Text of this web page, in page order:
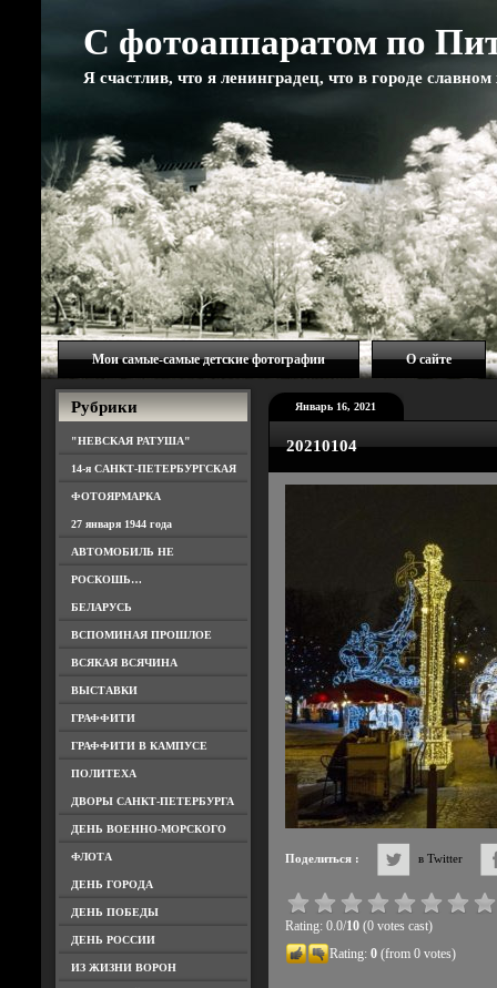
С фотоаппаратом по
Я счастлив, что я ленинградец, что в городе
Мои самые-самые детские фотографии О сайте
Рубрики
"НЕВСКАЯ РАТУША"
14-я САНКТ-ПЕТЕРБУРГСКАЯ
ФОТОЯРМАРКА
27 января 1944 года
АВТОМОБИЛЬ НЕ
РОСКОШЬ…
БЕЛАРУСЬ
ВСПОМИНАЯ ПРОШЛОЕ
ВСЯКАЯ ВСЯЧИНА
ВЫСТАВКИ
ГРАФФИТИ
ГРАФФИТИ В КАМПУСЕ
ПОЛИТЕХА
ДВОРЫ САНКТ-ПЕТЕРБУРГА
ДЕНЬ ВОЕННО-МОРСКОГО
ФЛОТА
ДЕНЬ ГОРОДА
ДЕНЬ ПОБЕДЫ
ДЕНЬ РОССИИ
ИЗ ЖИЗНИ ВОРОН
Январь 16, 2021
20210104
Поделиться : в Twitter
Rating: 0.0/10(0 votes cast)
Rating: 0(from 0 votes)